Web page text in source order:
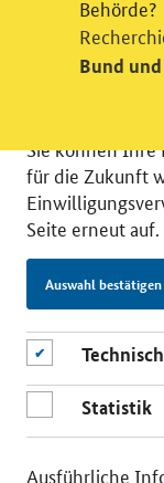
© 2026
RSS
Impressum
unsere
können Sie in
Sie können
für die Zukunft
Seite erneut auf.
Auswahl bestätigen
Statistik
Ausführliche
Behörde?
Bund